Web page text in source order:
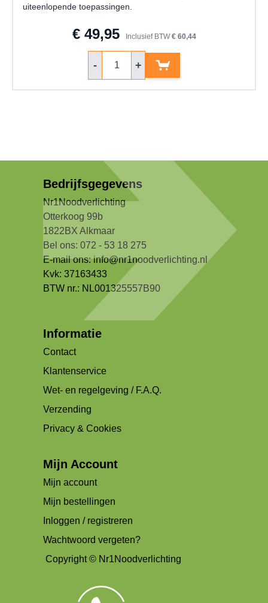
uiteenlopende toepassingen.
€ 49,95 Inclusief BTW € 60,44
- +
Bedrijfsgegevens
Nr1Noodverlichting
Otterkoog 99b
1822BX Alkmaar
Bel ons: 072 - 53 18 275
E-mail ons:info@nr1noodverlichting.nl
Kvk: 37163433
BTW nr.: NL001325557B90
Informatie
Contact
Klantenservice
Wet- en regelgeving / F.A.Q.
Verzending
Privacy & Cookies
Mijn Account
Mijn account
Mijn bestellingen
Inloggen / registreren
Wachtwoord vergeten?
Copyright © Nr1Noodverlichting